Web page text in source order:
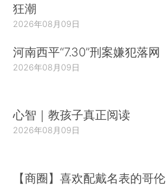
狂潮
2026年08月09日
河南西平“7.30”刑案嫌犯落网
2026年08月09日
心智｜教孩子真正阅读
2026年08月09日
【商圈】喜欢配戴名表的哥伦